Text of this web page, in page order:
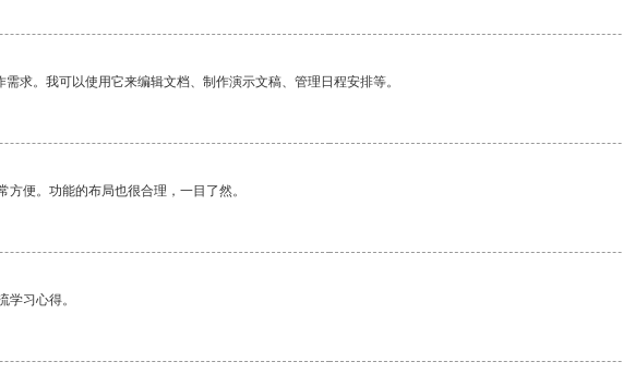
求。我可以使用它来编辑文档、制作演示文稿、管理日程安排等。
便。功能的布局也很合理，一目了然。
学习心得。